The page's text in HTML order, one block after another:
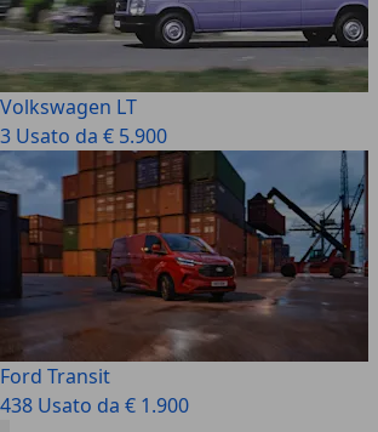
Volkswagen LT
3 Usato da € 5.900
Ford Transit
438 Usato da € 1.900